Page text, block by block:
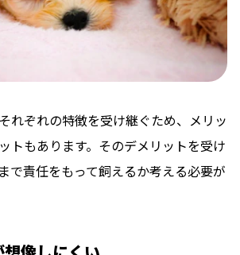
れぞれの特徴を受け継ぐため、メリッ
トもあります。そのデメリットを受け
で責任をもって飼えるか考える必要が